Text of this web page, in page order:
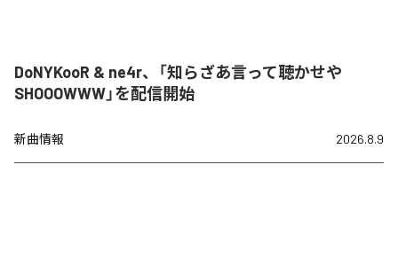
DoNYKooR & ne4r、「知らざあ言って聴かせや
SHOOOWWW」を配信開始
新曲情報 2026.8.9